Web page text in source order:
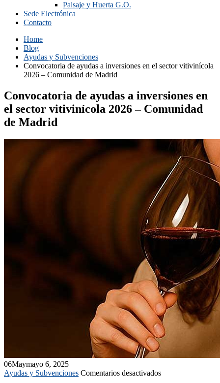
Paisaje y Huerta G.O.
Sede Electrónica
Contacto
Home
Blog
Ayudas y Subvenciones
Convocatoria de ayudas a inversiones en el sector vitivinícola
2026 – Comunidad de Madrid
Convocatoria de ayudas a inversiones en
el sector vitivinícola 2026 – Comunidad
de Madrid
06Maymayo 6, 2025
Ayudas y Subvenciones Comentarios desactivadosen